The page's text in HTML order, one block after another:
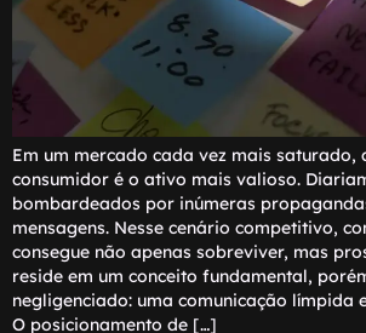
Em um mercado cada vez mais saturado,
consumidor é o ativo mais valioso.
bombardeados por inúmeras
mensagens. Nesse cenário competitivo,
consegue não apenas sobreviver, mas
reside em um conceito fundamental,
negligenciado: uma comunicação límpida
O posicionamento de […]